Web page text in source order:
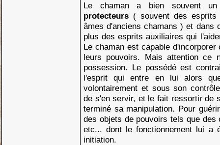
Le chaman a bien souvent
protecteurs ( souvent des
âmes d'anciens chamans ) et dans
plus des esprits auxiliaires qui
Le chaman est capable
leurs pouvoirs. Mais attention ce
possession. Le possédé est
l'esprit qui entre en lui alors
volontairement et sous son
de s'en servir, et le fait ressortir de
terminé sa manipulation. Pour
des objets de pouvoirs tels que des
etc... dont le fonctionnement lui a
initiation.